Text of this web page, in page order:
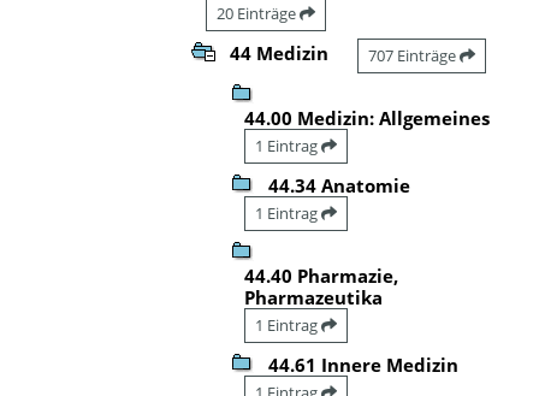
20 Einträge
44 Medizin 707 Einträge
44.00 Medizin: Allgemeines
1 Eintrag
44.34 Anatomie
1 Eintrag
44.40 Pharmazie,
Pharmazeutika
1 Eintrag
44.61 Innere Medizin